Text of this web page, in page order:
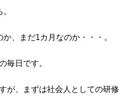
、まだ1カ月なのか・・・。
毎日です。
が、まずは社会人としての研修